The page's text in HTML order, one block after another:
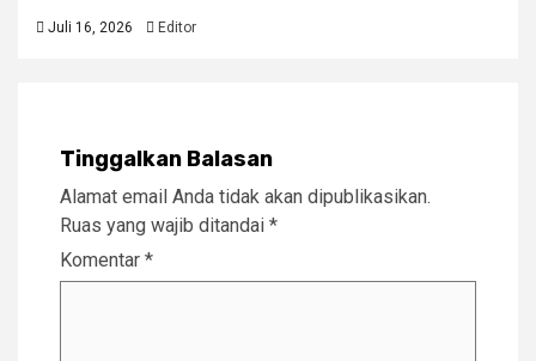
Juli 16, 2026 Editor
Tinggalkan Balasan
Alamat email Anda tidak akan dipublikasikan.
Ruas yang wajib ditandai *
Komentar *